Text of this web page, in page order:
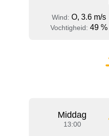
Wind: O, 3.6 m/s
Vochtigheid: 49 %
Middag
13:00